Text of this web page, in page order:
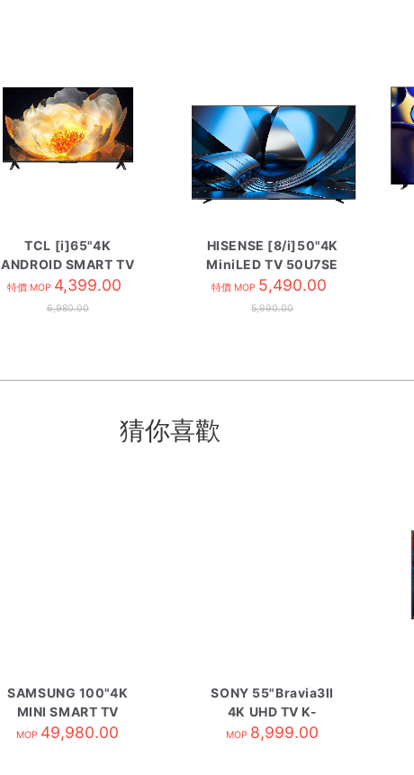
TCL [i]65"4K
ANDROID SMART TV
65V6C
特價 MOP 4,399.00
6,980.00
HISENSE [8/i]50"4K
MiniLED TV 50U7SE
特價 MOP 5,490.00
5,990.00
猜你喜歡
SAMSUNG 100"4K
MINI SMART TV
UA100M90HAJXZK
MOP 49,980.00
SONY 55"Bravia3II
4K UHD TV K-
55XR30M2
MOP 8,999.00